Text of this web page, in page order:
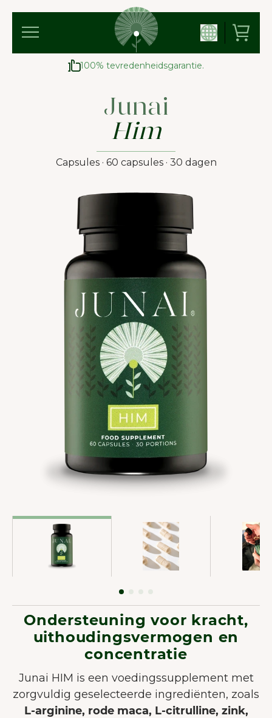
100% tevredenheidsgarantie.
Junai
Him
Capsules · 60 capsules · 30 dagen
Ondersteuning voor kracht,
uithoudingsvermogen en
concentratie
Junai HIM is een voedingssupplement met
zorgvuldig geselecteerde ingrediënten, zoals
L-arginine, rode maca, L-citrulline, zink,